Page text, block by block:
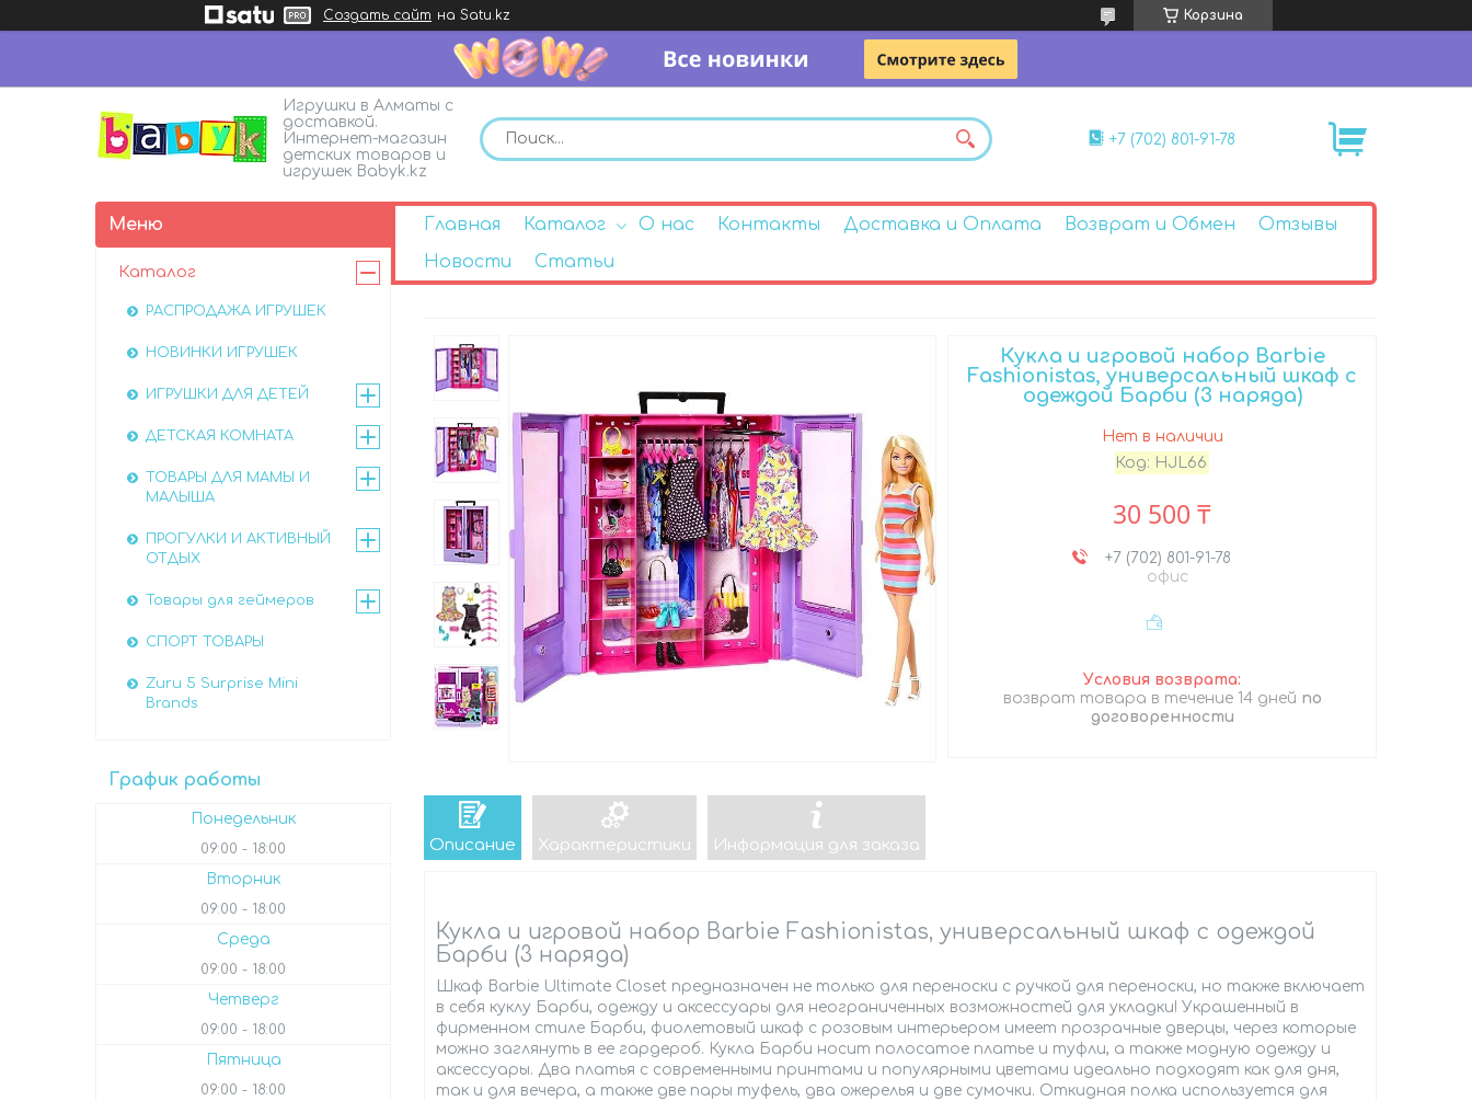
Создать сайт на Satu.kz Корзина
Игрушки в Алматы с
доставкой.
Интернет-магазин
детских товаров и
игрушек Babyk.kz
+7 (702) 801-91-78
Главная Каталог О нас Контакты Доставка и Оплата Возврат и Обмен
Отзывы
Новости
Статьи
Кукла и игровой набор Barbie
Fashionistas, универсальный шкаф с
одеждой Барби (3 наряда)
Нет в наличии
Код: HJL66
30 500 ₸
+7 (702) 801-91-78
офис
возврат товара в течение 14 дней по
договоренности
Описание Характеристики Информация для заказа
Кукла и игровой набор Barbie Fashionistas, универсальный шкаф с одеждой
Барби (3 наряда)
Шкаф Barbie Ultimate Closet предназначен не только для переноски с ручкой для переноски, но также включает
в себя куклу Барби, одежду и аксессуары для неограниченных возможностей для укладки! Украшенный в
фирменном стиле Барби, фиолетовый шкаф с розовым интерьером имеет прозрачные дверцы, через которые
можно заглянуть в ее гардероб. Кукла Барби носит полосатое платье и туфли, а также модную одежду и
аксессуары. Два платья с современными принтами и популярными цветами идеально подходят как для дня,
так и для вечера, а также две пары туфель, два ожерелья и две сумочки. Откидная полка используется для
Каталог
РАСПРОДАЖА ИГРУШЕК
НОВИНКИ ИГРУШЕК
ИГРУШКИ ДЛЯ ДЕТЕЙ
ДЕТСКАЯ КОМНАТА
ТОВАРЫ ДЛЯ МАМЫ И
МАЛЫША
ПРОГУЛКИ И АКТИВНЫЙ
ОТДЫХ
Товары для геймеров
СПОРТ ТОВАРЫ
Zuru 5 Surprise Mini
Brands
График работы
Понедельник
09:00 18:00
Вторник
09:00 18:00
Среда
09:00 18:00
Четверг
09:00 18:00
Пятница
09:00 18:00